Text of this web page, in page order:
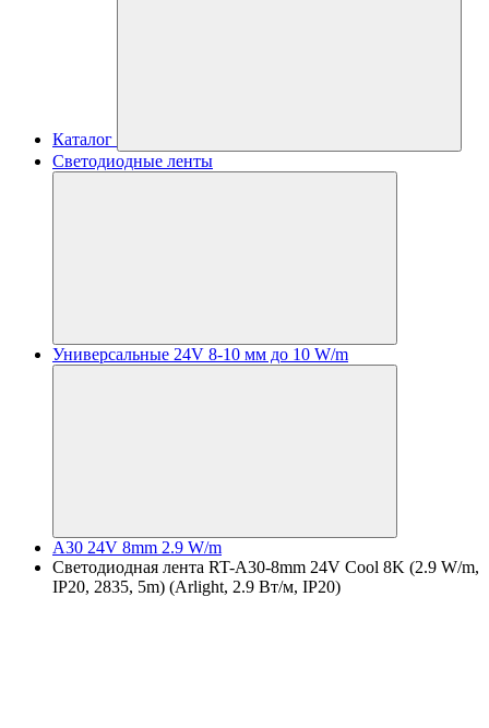
Каталог
Светодиодные ленты
Универсальные 24V 8-10 мм до 10 W/m
A30 24V 8mm 2.9 W/m
Светодиодная лента RT-A30-8mm 24V Cool 8K (2.9 W/m,
IP20, 2835, 5m) (Arlight, 2.9 Вт/м, IP20)